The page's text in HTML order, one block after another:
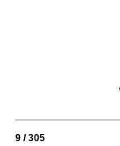
9 / 305